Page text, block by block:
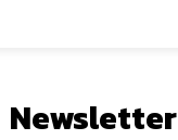
Newsletter